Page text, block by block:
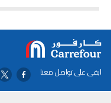
complexion from dark to fair.
ابقى على تواصل معنا